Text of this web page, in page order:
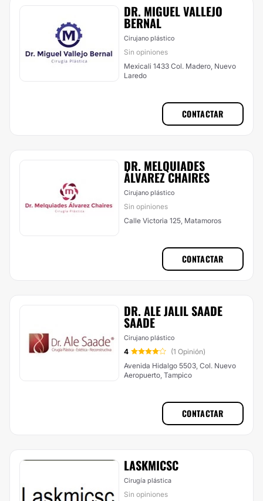
DR. MIGUEL VALLEJO
BERNAL
Cirujano plástico
Sin opiniones
Mexicali 1433 Col. Madero, Nuevo
Laredo
CONTACTAR
DR. MELQUIADES
ÁLVAREZ CHAIRES
Cirujano plástico
Sin opiniones
Calle Victoria 125, Matamoros
CONTACTAR
DR. ALE JALIL SAADE
SAADE
Cirujano plástico
4
(1 Opinión)
Avenida Hidalgo 5503, Col. Nuevo
Aeropuerto, Tampico
CONTACTAR
LASKMICSC
Cirugía plástica
Sin opiniones